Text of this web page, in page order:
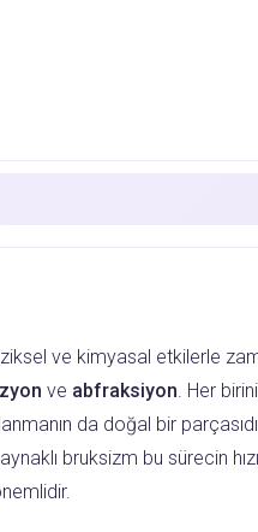
ve kimyasal etkilerle
ve abfraksiyon. Her
da doğal bir
bruksizm bu sürecin